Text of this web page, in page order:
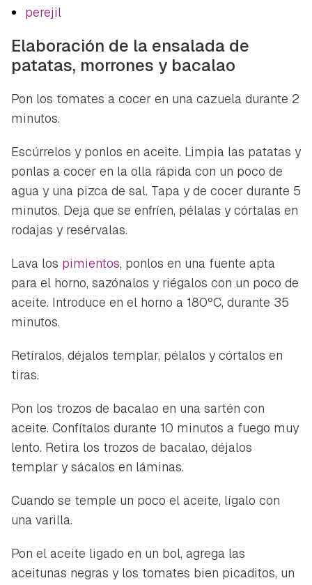
Guardar como favorito
Para poder guardar como favorito, primero has de
iniciar sesión con tu cuenta de Hogarmanía.
perejil
Elaboración de la ensalada de
patatas, morrones y bacalao
Pon los tomates a cocer en una cazuela durante 2
minutos.
Escúrrelos y ponlos en aceite. Limpia las patatas y
ponlas a cocer en la olla rápida con un poco de
agua y una pizca de sal. Tapa y de cocer durante 5
minutos. Deja que se enfríen, pélalas y córtalas en
rodajas y resérvalas.
Lava los pimientos, ponlos en una fuente apta
para el horno, sazónalos y riégalos con un poco de
aceite. Introduce en el horno a 180ºC, durante 35
minutos.
Retíralos, déjalos templar, pélalos y córtalos en
tiras.
Pon los trozos de bacalao en una sartén con
aceite. Confítalos durante 10 minutos a fuego muy
lento. Retira los trozos de bacalao, déjalos
templar y sácalos en láminas.
Cuando se temple un poco el aceite, lígalo con
una varilla.
Pon el aceite ligado en un bol, agrega las
aceitunas negras y los tomates bien picaditos, un
Contenido enviado
Gracias por suscribirte a nuestro boletín.